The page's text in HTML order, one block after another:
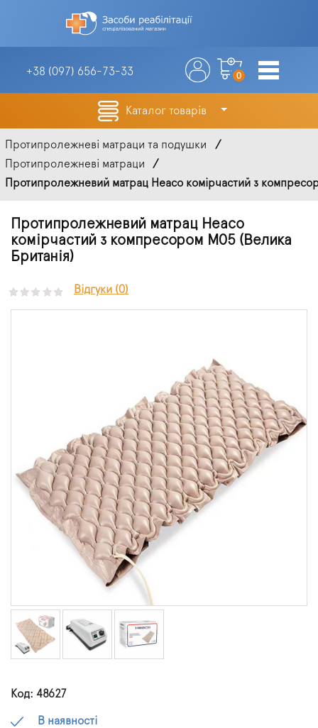
+38 (097) 656-73-33 0
Каталог товарів
Протипролежневі матраци та подушки
Протипролежневі матраци
Протипролежневий матрац Heaco комірчастий з
Протипролежневий матрац Heaco
комірчастий з компресором M05 (Велика
Британія)
Відгуки (0)
Код: 48627
В наявності